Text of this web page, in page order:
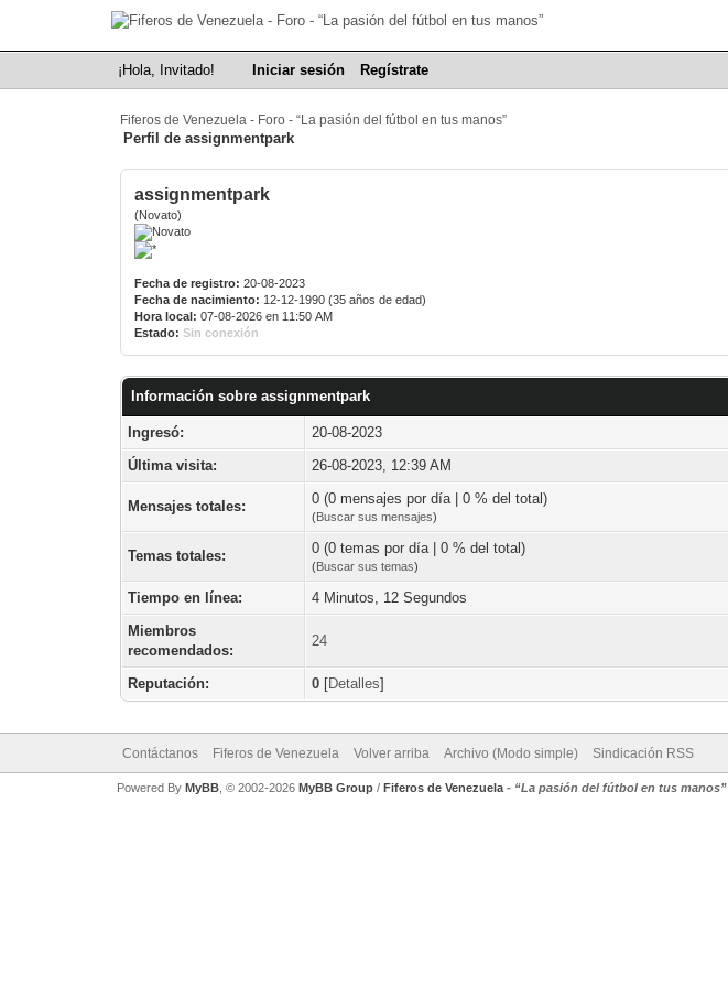
¡Hola, Invitado! Iniciar sesión Regístrate
Fiferos de Venezuela - Foro - “La pasión del fútbol en tus manos”
Perfil de assignmentpark
assignmentpark
(Novato)
Fecha de registro: 20-08-2023
Fecha de nacimiento: 12-12-1990 (35 años de edad)
Hora local: 07-08-2026 en 11:50 AM
Estado: Sin conexión
Información sobre assignmentpark
Ingresó:
20-08-2023
Última visita:
26-08-2023, 12:39 AM
Mensajes totales: 0 (0 mensajes por día | 0 % del total)
(Buscar sus mensajes)
Temas totales: 0 (0 temas por día | 0 % del total)
(Buscar sus temas)
Tiempo en línea:
4 Minutos, 12 Segundos
Miembros
recomendados:
24
Reputación: 0 [Detalles]
Contáctanos Fiferos de Venezuela Volver arriba Archivo (Modo simple) Sindicación RSS
Powered By MyBB, © 2002-2026 MyBB Group/ Fiferos de Venezuela- “La pasión del fútbol en tus manos”